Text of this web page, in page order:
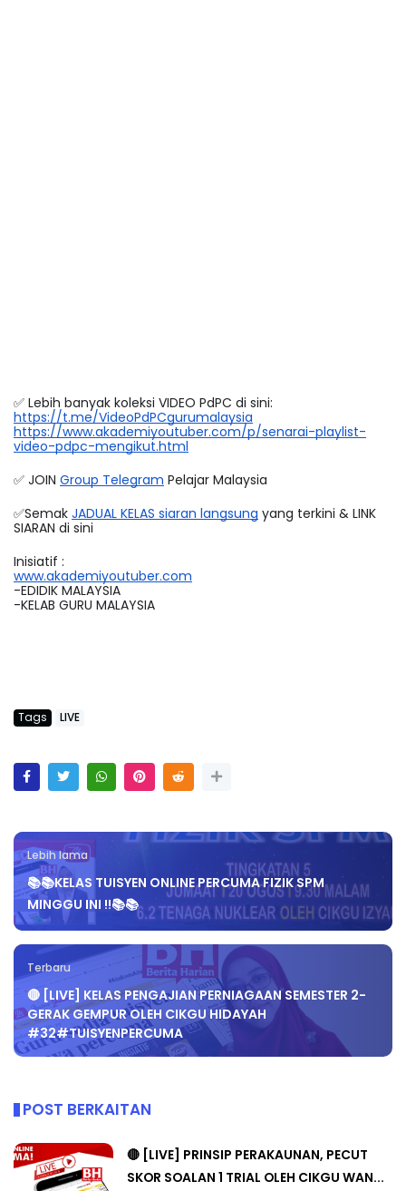
✅ Lebih banyak koleksi VIDEO PdPC di sini:
https://t.me/VideoPdPCgurumalaysia
https://www.akademiyoutuber.com/p/senarai-playlist-
video-pdpc-mengikut.html
✅ JOIN Group Telegram Pelajar Malaysia
✅Semak JADUAL KELAS siaran langsung yang terkini & LINK
SIARAN di sini
Inisiatif :
www.akademiyoutuber.com
-EDIDIK MALAYSIA
-KELAB GURU MALAYSIA
Tags LIVE
Lebih lama
📚📚KELAS TUISYEN ONLINE PERCUMA FIZIK SPM
MINGGU INI !!📚📚
Terbaru
🔴 [LIVE] KELAS PENGAJIAN PERNIAGAAN SEMESTER 2-
GERAK GEMPUR OLEH CIKGU HIDAYAH
#32#TUISYENPERCUMA
POST BERKAITAN
🔴 [LIVE] PRINSIP PERAKAUNAN, PECUT
SKOR SOALAN 1 TRIAL OLEH CIKGU WAN...